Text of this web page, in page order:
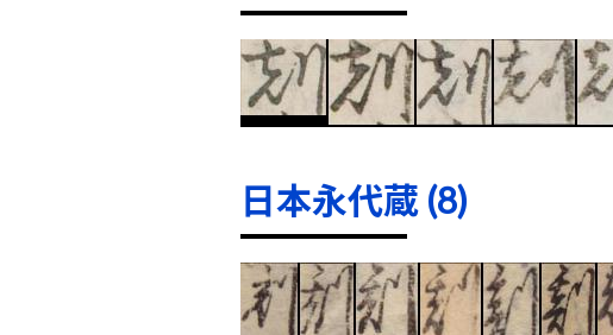
日本永代蔵 (8)